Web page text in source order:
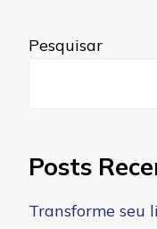
Pesquisar
Posts
Transforme seu